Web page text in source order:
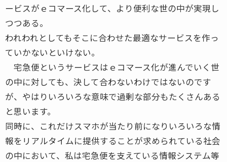
ービスがｅコマース化して、より便利な世の中が実現し
つつある。
われわれとしてもそこに合わせた最適なサービスを作っ
ていかないといけない。
宅急便というサービスはｅコマース化が進んでいく世
の中に対しても、決して合わないわけではないのです
が、やはりいろいろな意味で過剰な部分もたくさんある
と思います。
同時に、これだけスマホが当たり前になりいろいろな情
報をリアルタイムに提供することが求められている社会
の中において、私は宅急便を支えている情報システム等